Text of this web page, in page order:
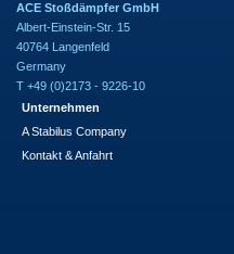
ACE Stoßdämpfer GmbH
Albert-Einstein-Str. 15
40764 Langenfeld
Germany
T +49 (0)2173 - 9226-10
Unternehmen
A Stabilus Company
Kontakt & Anfahrt